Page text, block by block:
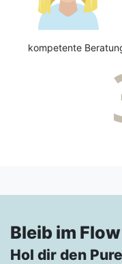
kompetente
Bleib im Flow
Hol dir den